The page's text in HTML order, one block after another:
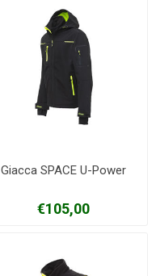
Giacca SPACE U-Power
€105,00